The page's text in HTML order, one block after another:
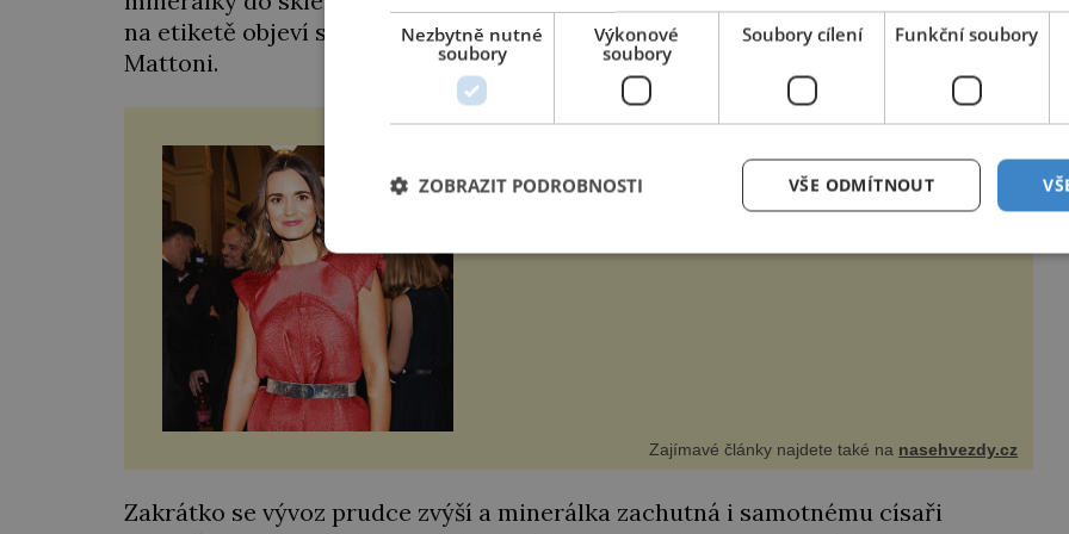
na etiketě objeví symbol červeného orla s rozpjatými křídly z rodového znaku
Mattoni.
Uteče Brzobohaté za zpěvačkou?
Snad tohle není konec našeho krásného páru! Hudebník
Ondřej Brzobohatý (42) totiž podle všeho až nebezpečně
Zajímavé články najdete také na nasehvezdy.cz
Zakrátko se vývoz prudce zvýší a minerálka zachutná i samotnému císaři
Nezbytně nutné
soubory
Výkonové
soubory
Soubory cílení Funkční soubory
VŠE ODMÍTNOUT
ZOBRAZIT PODROBNOSTI